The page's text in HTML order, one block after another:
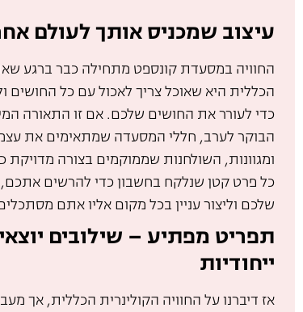
עיצוב שמכניס אותך לעולם
החוויה במסעדת קונספט מתחילה כבר ברגע
הכללית היא שאוכל צריך לאכול עם כל החושים
כדי לעורר את החושים שלכם. אם זו התאורה
הבוקר לערב, חללי המסעדה שמתאימים את
ומגוונות, השולחנות שממוקמים בצורה מדויקת
כל פרט קטן שנלקח בחשבון כדי להרשים
שלכם וליצור עניין בכל מקום אליו אתם
תפריט מפתיע – שילובים
ייחודיות
אז דיברנו על החוויה הקולינרית הכללית, אך